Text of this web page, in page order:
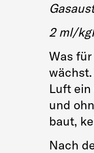
2 ml/
Was
Luft
und
baut,
Nach